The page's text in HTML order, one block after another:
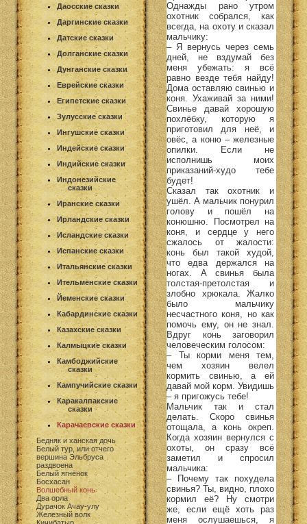
Даосские сказки
Даргинские сказки
Датские сказки
Долганские сказки
Дунганские сказки
Еврейские сказки
Египетские сказки
Зулусские сказки
Ингушские сказки
Индейские сказки
Индийские сказки
Индонезийские
сказки
Иранские сказки
Ирландские сказки
Исландские сказки
Испанские сказки
Итальянские сказки
Ительменские сказки
Йеменские сказки
Кабардинские сказки
Казахские сказки
Калмыцкие сказки
Камбоджийские
сказки
Кампучийские сказки
Каракалпакские
сказки
Карачаевские сказки
Бедняк и ханская дочь
Белый тур, или отчего
вершина Эльбруса
раздвоена
Белый ягнёнок
Босхасан
Волшебный конь
Два орла
Дурачок Ачау-улу
Железный волк
Однажды рано утром
охотник собрался, как
всегда, на охоту и сказал
мальчику:
– Я вернусь через семь
дней, не вздумай без
меня убежать: я всё
равно везде тебя найду!
Дома оставляю свинью и
коня. Ухаживай за ними!
Свинье давай хорошую
похлёбку, которую я
приготовил для неё, и
овёс, а коню – железные
опилки. Если не
исполнишь моих
приказаний-худо тебе
будет!
Сказал так охотник и
ушёл. А мальчик понурил
голову и пошёл на
конюшню. Посмотрел на
коня, и сердце у него
сжалось от жалости:
конь был такой худой,
что едва держался на
ногах. А свинья была
толстая-претолстая и
злобно хрюкала. Жалко
было мальчику
несчастного коня, но как
помочь ему, он не знал.
Вдруг конь заговорил
человеческим голосом:
– Ты корми меня тем,
чем хозяин велел
кормить свинью, а ей
давай мой корм. Увидишь
– я пригожусь тебе!
Мальчик так и стал
делать. Скоро свинья
отощала, а конь окреп.
Когда хозяин вернулся с
охоты, он сразу всё
заметил и спросил
мальчика:
– Почему так похудела
свинья? Ты, видно, плохо
кормил её? Ну смотри
же, если ещё хоть раз
меня ослушаешься, я